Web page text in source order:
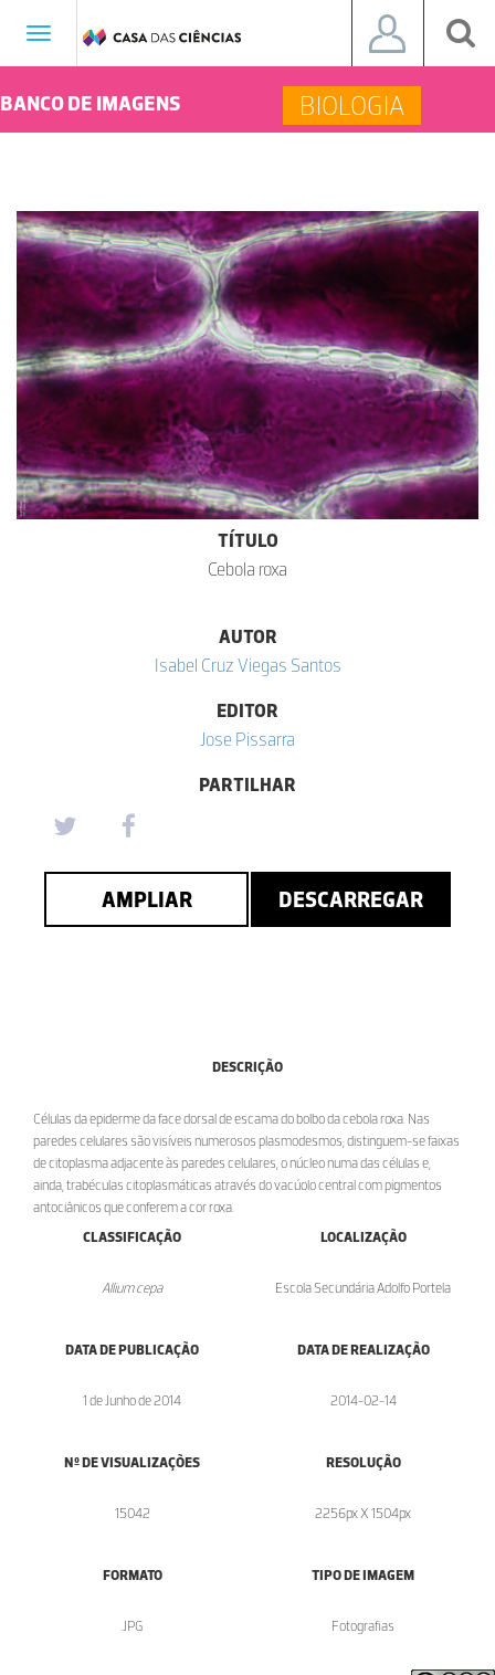
Toggle
BANCO DE IMAGENS BIOLOGIA
TÍTULO
Cebola roxa
AUTOR
Isabel Cruz Viegas Santos
EDITOR
Jose Pissarra
PARTILHAR
AMPLIAR DESCARREGAR
DESCRIÇÃO
Células da epiderme da face dorsal de escama do bolbo da cebola roxa. Nas
paredes celulares são visíveis numerosos plasmodesmos; distinguem-se faixas
de citoplasma adjacente às paredes celulares, o núcleo numa das células e,
ainda, trabéculas citoplasmáticas através do vacúolo central com pigmentos
antociânicos que conferem a cor roxa.
CLASSIFICAÇÃO
Allium cepa
LOCALIZAÇÃO
Escola Secundária Adolfo Portela
DATA DE PUBLICAÇÃO
1 de Junho de 2014
DATA DE REALIZAÇÃO
2014-02-14
Nº DE VISUALIZAÇÕES
15042
RESOLUÇÃO
2256px X 1504px
FORMATO
.JPG
TIPO DE IMAGEM
Fotografias